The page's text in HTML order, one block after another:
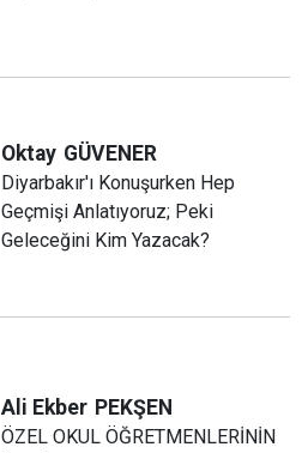
Oktay GÜVENER
Diyarbakır'ı Konuşurken Hep
Geçmişi Anlatıyoruz; Peki
Geleceğini Kim Yazacak?
Ali Ekber PEKŞEN
ÖZEL OKUL ÖĞRETMENLERİNİN